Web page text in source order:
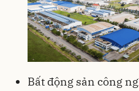
Bất động sản công